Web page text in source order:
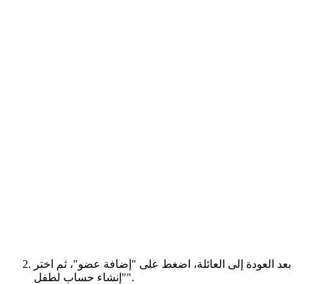
بعد العودة إلى العائلة، اضغط على "إضافة عضو"، ثم اختر
"إنشاء حساب لطفل".